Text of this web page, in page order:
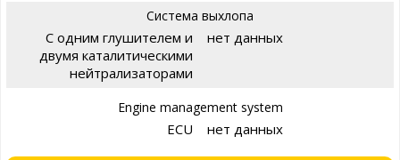
Система выхлопа
С одним глушителем и
двумя каталитическими
нейтрализаторами
нет данных
Engine management system
ECU нет данных